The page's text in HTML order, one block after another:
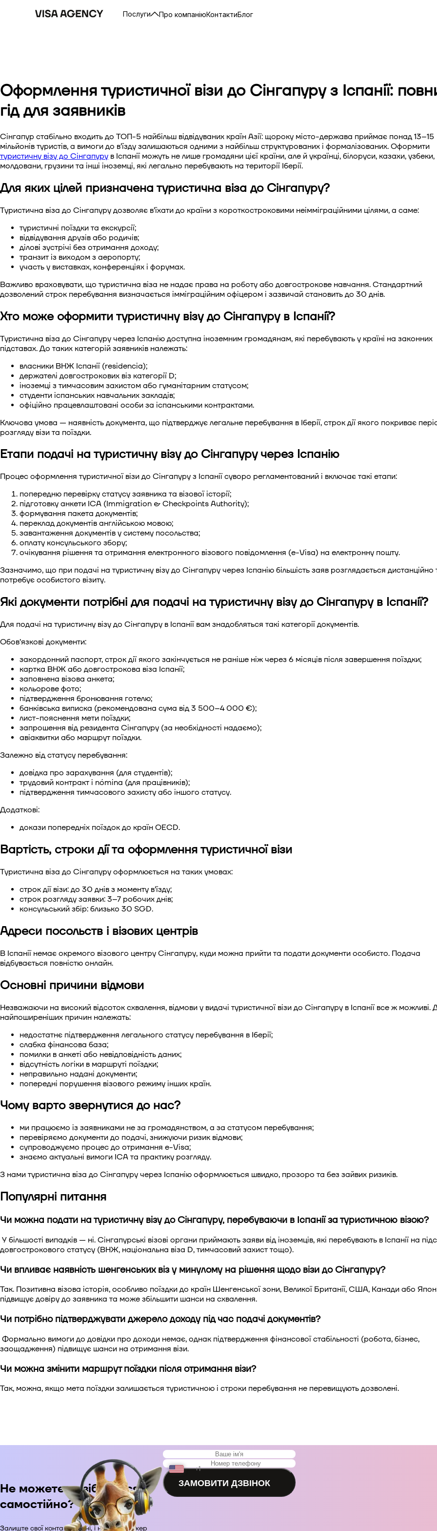
Послуги Про компаніюКонтактиБлог
Оформлення туристичної візи до Сінгапуру з Іспанії:
гід для заявників
Сінгапур стабільно входить до ТОП-5 найбільш відвідуваних країн Азії: щороку місто-держава приймає понад 13–15
мільйонів туристів, а вимоги до в’їзду залишаються одними з найбільш структурованих і формалізованих. Оформити
туристичну візу до Сінгапуру в Іспанії можуть не лише громадяни цієї країни, але й українці, білоруси, казахи, узбеки,
молдовани, грузини та інші іноземці, які легально перебувають на території Іберії.
Для яких цілей призначена туристична віза до Сінгапуру?
Туристична віза до Сінгапуру дозволяє в’їхати до країни з короткостроковими неімміграційними цілями, а саме:
туристичні поїздки та екскурсії;
відвідування друзів або родичів;
ділові зустрічі без отримання доходу;
транзит із виходом з аеропорту;
участь у виставках, конференціях і форумах.
Важливо враховувати, що туристична віза не надає права на роботу або довгострокове навчання. Стандартний
дозволений строк перебування визначається імміграційним офіцером і зазвичай становить до 30 днів.
Хто може оформити туристичну візу до Сінгапуру в Іспанії?
Туристична віза до Сінгапуру через Іспанію доступна іноземним громадянам, які перебувають у країні на законних
підставах. До таких категорій заявників належать:
власники ВНЖ Іспанії (residencia);
держателі довгострокових віз категорії D;
іноземці з тимчасовим захистом або гуманітарним статусом;
студенти іспанських навчальних закладів;
офіційно працевлаштовані особи за іспанськими контрактами.
Ключова умова — наявність документа, що підтверджує легальне перебування в Іберії, строк дії якого покриває
розгляду візи та поїздки.
Етапи подачі на туристичну візу до Сінгапуру через Іспанію
Процес оформлення туристичної візи до Сінгапуру з Іспанії суворо регламентований і включає такі етапи:
попередню перевірку статусу заявника та візової історії;
підготовку анкети ICA (Immigration & Checkpoints Authority);
формування пакета документів;
переклад документів англійською мовою;
завантаження документів у систему посольства;
оплату консульського збору;
очікування рішення та отримання електронного візового повідомлення (e-Visa) на електронну пошту.
Зазначимо, що при подачі на туристичну візу до Сінгапуру через Іспанію більшість заяв розглядається дистанційно
потребує особистого візиту.
Які документи потрібні для подачі на туристичну візу до Сінгапуру в Іспанії?
Для подачі на туристичну візу до Сінгапуру в Іспанії вам знадобляться такі категорії документів.
Обов’язкові документи:
закордонний паспорт, строк дії якого закінчується не раніше ніж через 6 місяців після завершення поїздки;
картка ВНЖ або довгострокова віза Іспанії;
заповнена візова анкета;
кольорове фото;
підтвердження бронювання готелю;
банківська виписка (рекомендована сума від 3 500–4 000 €);
лист-пояснення мети поїздки;
запрошення від резидента Сінгапуру (за необхідності надаємо);
авіаквитки або маршрут поїздки.
Залежно від статусу перебування:
довідка про зарахування (для студентів);
трудовий контракт і nómina (для працівників);
підтвердження тимчасового захисту або іншого статусу.
Додаткові:
докази попередніх поїздок до країн OECD.
Вартість, строки дії та оформлення туристичної візи
Туристична віза до Сінгапуру оформлюється на таких умовах:
строк дії візи: до 30 днів з моменту в’їзду;
строк розгляду заявки: 3–7 робочих днів;
консульський збір: близько 30 SGD.
Адреси посольств і візових центрів
В Іспанії немає окремого візового центру Сінгапуру, куди можна прийти та подати документи особисто. Подача
відбувається повністю онлайн.
Основні причини відмови
Незважаючи на високий відсоток схвалення, відмови у видачі туристичної візи до Сінгапуру в Іспанії все ж можливі.
найпоширеніших причин належать:
недостатнє підтвердження легального статусу перебування в Іберії;
слабка фінансова база;
помилки в анкеті або невідповідність даних;
відсутність логіки в маршруті поїздки;
неправильно надані документи;
попередні порушення візового режиму інших країн.
Чому варто звернутися до нас?
ми працюємо із заявниками не за громадянством, а за статусом перебування;
перевіряємо документи до подачі, знижуючи ризик відмови;
супроводжуємо процес до отримання e-Visa;
знаємо актуальні вимоги ICA та практику розгляду.
З нами туристична віза до Сінгапуру через Іспанію оформлюється швидко, прозоро та без зайвих ризиків.
Популярні питання
Чи можна подати на туристичну візу до Сінгапуру, перебуваючи в Іспанії за туристичною візою?
У більшості випадків — ні. Сінгапурські візові органи приймають заяви від іноземців, які перебувають в Іспанії на
довгострокового статусу (ВНЖ, національна віза D, тимчасовий захист тощо).
Чи впливає наявність шенгенських віз у минулому на рішення щодо візи до Сінгапуру?
Так. Позитивна візова історія, особливо поїздки до країн Шенгенської зони, Великої Британії, США, Канади або
підвищує довіру до заявника та може збільшити шанси на схвалення.
Чи потрібно підтверджувати джерело доходу під час подачі документів?
Формально вимоги до довідки про доходи немає, однак підтвердження фінансової стабільності (робота, бізнес,
заощадження) підвищує шанси на отримання візи.
Чи можна змінити маршрут поїздки після отримання візи?
Так, можна, якщо мета поїздки залишається туристичною і строки перебування не перевищують дозволені.
Не можете розібратися
самостійно?
Залиште свої контактні дані, і наш менеджер
+1
+48
ЗАМОВИТИ ДЗВІНОК